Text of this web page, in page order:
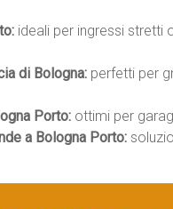
ideali per ingressi stretti
di Bologna: perfetti per
Porto: ottimi per
a Bologna Porto: